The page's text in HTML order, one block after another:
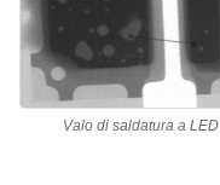
Valo di saldatura a LED